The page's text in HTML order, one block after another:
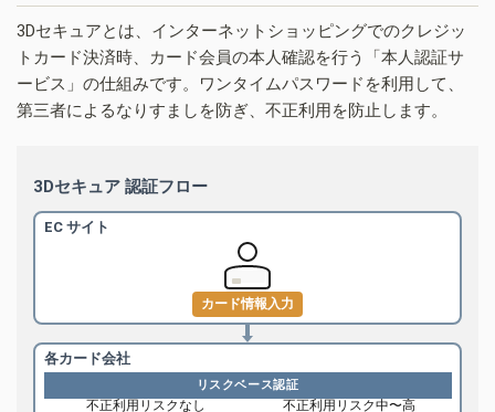
3Dセキュアとは、インターネットショッピングでのクレジッ
トカード決済時、カード会員の本人確認を行う「本人認証サ
ービス」の仕組みです。ワンタイムパスワードを利用して、
第三者によるなりすましを防ぎ、不正利用を防止します。
3Dセキュア 認証フロー
EC サイト
カード情報入力
各カード会社
リスクベース認証
不正利用リスクなし 不正利用リスク中〜高